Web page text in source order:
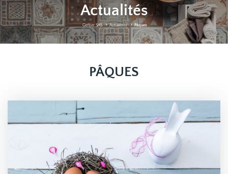
Actualités
Gerber SAS Actualités Pâques
PÂQUES